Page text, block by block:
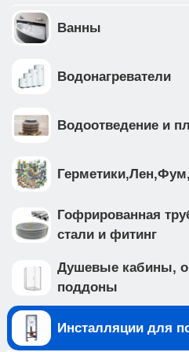
фильтр грубой очистки
завода • ножки рамы
высокопрочной стали с
долговечность
обеспечиваете
Создайте идеальную
комплектом сантехники,
подвесной унитаз
IB.BRA.231.1B1) и
IB.B083.007.000 ).
безободковой системой
белого фарфора, и имеет
как: • отсутствие ободка
и не дает места для
Ванны
Водонагреватели
Водоотведение и
Гофрированная
стали и фитинг
Душевые кабины,
поддоны
Инсталляции для